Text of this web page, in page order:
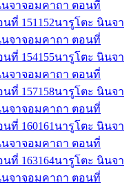
จาจอมคาถา ตอนที่
ที่ 151 152นารูโตะ นินจา
จาจอมคาถา ตอนที่
ที่ 154155นารูโตะ นินจา
จาจอมคาถา ตอนที่
ที่ 157158นารูโตะ นินจา
จาจอมคาถา ตอนที่
ที่ 160161 นารูโตะ นินจา
จาจอมคาถา ตอนที่
ที่ 163164นารูโตะ นินจา
จาจอมคาถา ตอนที่